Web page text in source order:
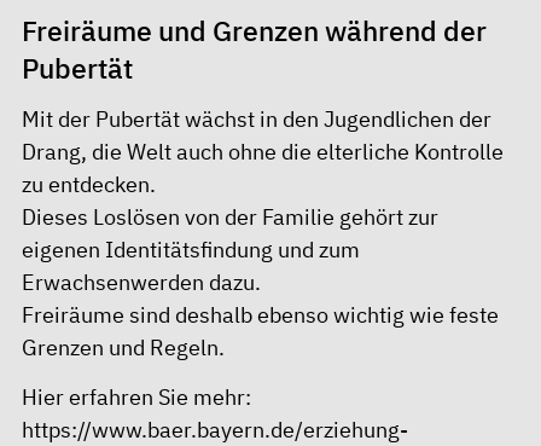
Freiräume und Grenzen während der
Pubertät
Mit der Pubertät wächst in den Jugendlichen der
Drang, die Welt auch ohne die elterliche Kontrolle
zu entdecken.
Dieses Loslösen von der Familie gehört zur
eigenen Identitätsfindung und zum
Erwachsenwerden dazu.
Freiräume sind deshalb ebenso wichtig wie feste
Grenzen und Regeln.
Hier erfahren Sie mehr:
https://www.baer.bayern.de/erziehung-